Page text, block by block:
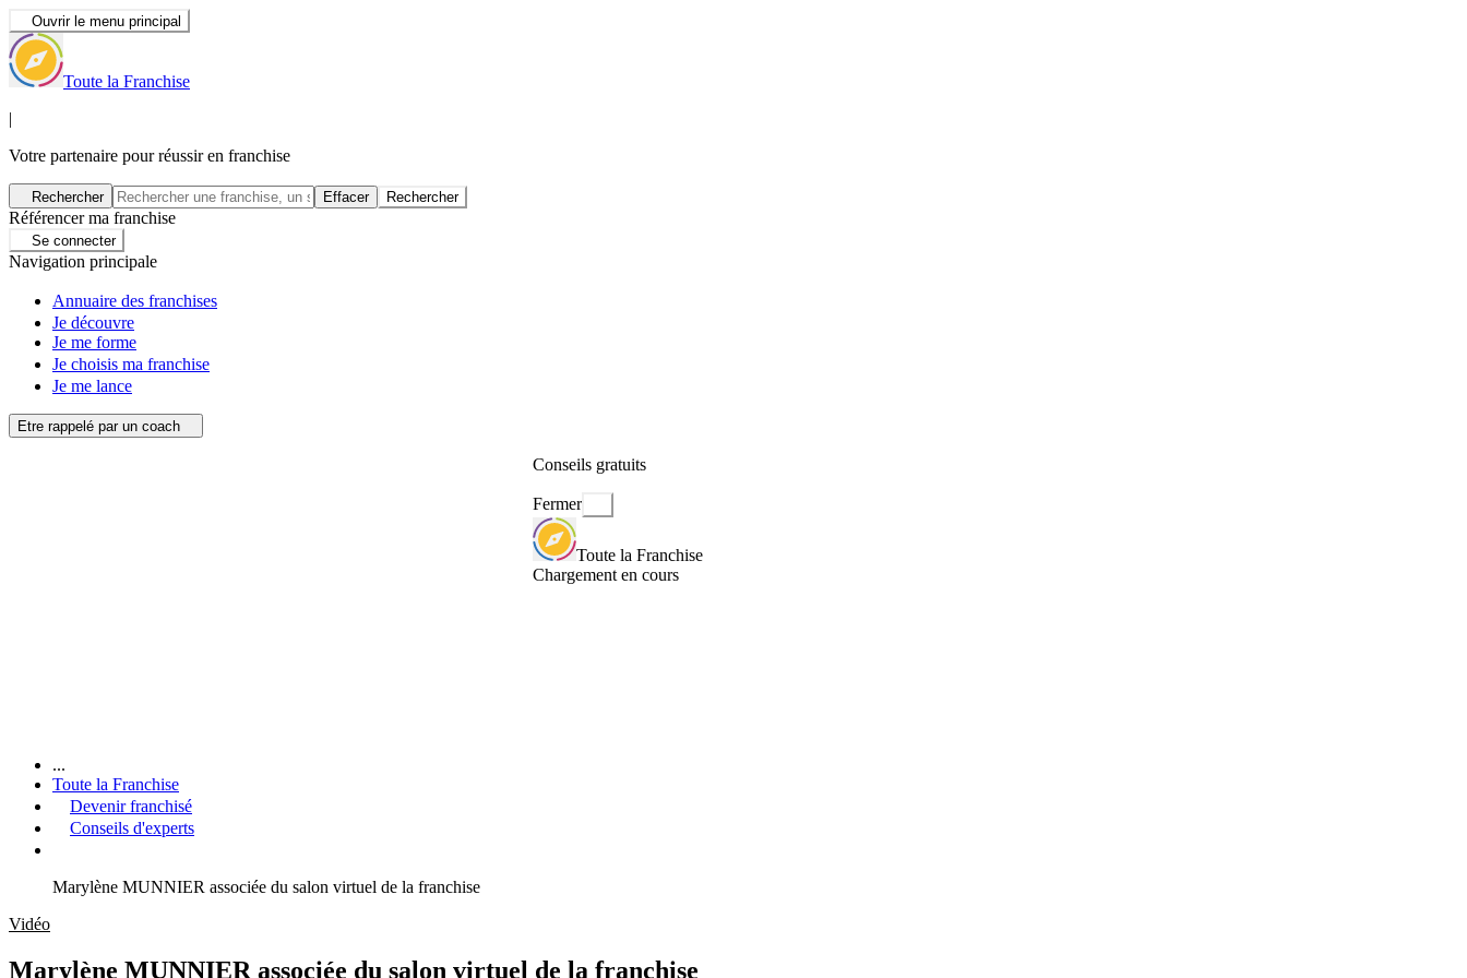
Ouvrir le menu principal
Toute la Franchise
|
Votre partenaire pour réussir en franchise
Rechercher Effacer Rechercher
Référencer ma franchise
Se connecter
Navigation principale
Annuaire des franchises
Je découvre
Je me forme
Je choisis ma franchise
Je me lance
Etre rappelé par un coach
Conseils gratuits
Fermer
Toute la Franchise
Chargement en cours
...
Toute la Franchise
Devenir franchisé
Conseils d'experts
Marylène MUNNIER associée du salon virtuel de la franchise
Vidéo
Marylène MUNNIER associée du salon virtuel de la franchise